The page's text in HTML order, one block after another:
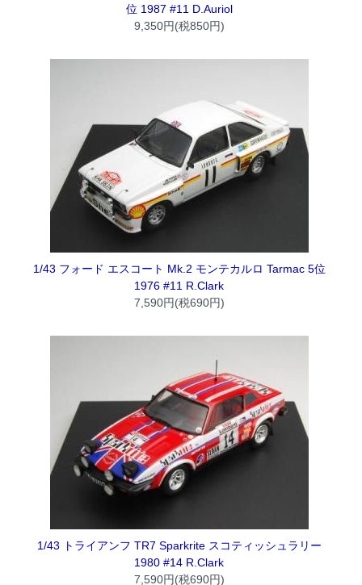
位 1987 #11 D.Auriol
9,350円(税850円)
1/43 フォード エスコート Mk.2 モンテカルロ Tarmac 5位
1976 #11 R.Clark
7,590円(税690円)
1/43 トライアンフ TR7 Sparkrite スコティッシュラリー
1980 #14 R.Clark
7,590円(税690円)